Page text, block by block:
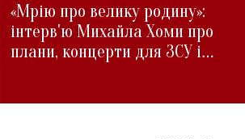
«Мрію про велику родину»:
інтерв'ю Михайла Хоми про
плани, концерти для ЗСУ і